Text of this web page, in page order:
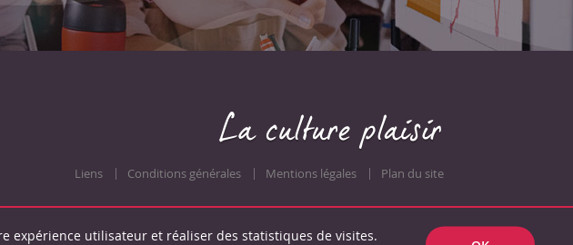
Liens Conditions générales Mentions légales Plan du site
expérience utilisateur et réaliser des statistiques de visites.